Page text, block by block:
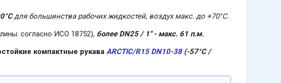
для большинства рабочих жидкостей, воздух макс. до +70°C.
согласно ИСО 18752), более DN25 / 1'' - макс. 61 п.м.
компактные рукава ARCTIC/R15 DN10-38(-57°C /